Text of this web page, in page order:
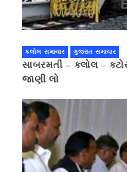
કલોલ સમાચાર ગુજરાત સમાચાર
સાબરમતી – કલોલ –
જાણી લો